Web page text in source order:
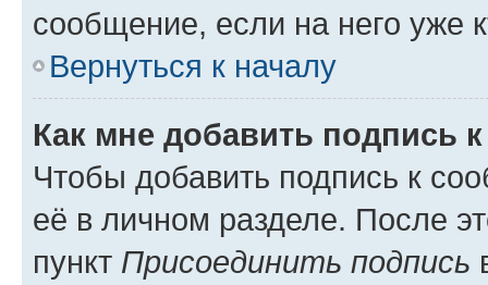
сообщение, если на него уже
Вернуться к началу
Как мне добавить подпись
Чтобы добавить подпись к
её в личном разделе. После
пункт Присоединить подпись